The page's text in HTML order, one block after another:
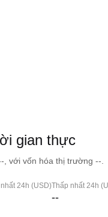
gian thực
với vốn hóa thị trường --.
24h (USD)Thấp nhất 24h
--